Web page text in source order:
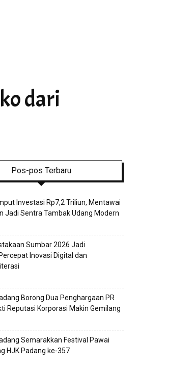
dari
Pos-pos Terbaru
Investasi Rp7,2 Triliun, Mentawai
Jadi Sentra Tambak Udang Modern
Sumbar 2026 Jadi
Inovasi Digital dan
Borong Dua Penghargaan PR
Reputasi Korporasi Makin Gemilang
Semarakkan Festival Pawai
HJK Padang ke-357